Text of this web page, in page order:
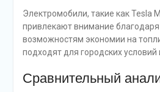
Электромобили, такие как Tesla
привлекают внимание
возможностям экономии на
подходят для городских условий
Сравнительный